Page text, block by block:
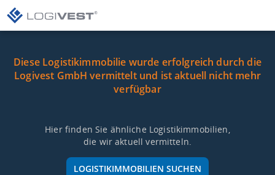
Diese Logistikimmobilie wurde erfolgreich durch die
Logivest GmbH vermittelt und ist aktuell nicht mehr
verfügbar
Hier finden Sie ähnliche Logistikimmobilien,
die wir aktuell vermitteln.
LOGISTIKIMMOBILIEN SUCHEN